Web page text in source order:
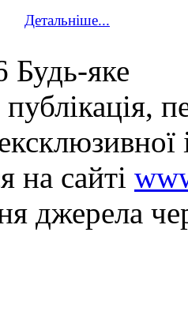
Детальніше...
яке
на сайті
джерела